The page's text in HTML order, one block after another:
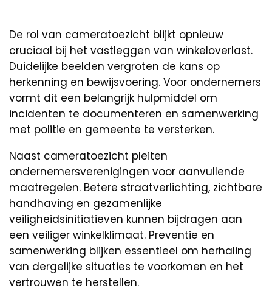
De rol van cameratoezicht blijkt opnieuw
cruciaal bij het vastleggen van winkeloverlast.
Duidelijke beelden vergroten de kans op
herkenning en bewijsvoering. Voor ondernemers
vormt dit een belangrijk hulpmiddel om
incidenten te documenteren en samenwerking
met politie en gemeente te versterken.
Naast cameratoezicht pleiten
ondernemersverenigingen voor aanvullende
maatregelen. Betere straatverlichting, zichtbare
handhaving en gezamenlijke
veiligheidsinitiatieven kunnen bijdragen aan
een veiliger winkelklimaat. Preventie en
samenwerking blijken essentieel om herhaling
van dergelijke situaties te voorkomen en het
vertrouwen te herstellen.